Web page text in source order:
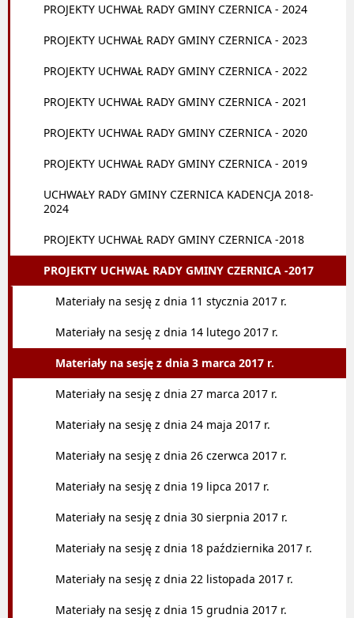
PROJEKTY UCHWAŁ RADY GMINY CZERNICA - 2024
PROJEKTY UCHWAŁ RADY GMINY CZERNICA - 2023
PROJEKTY UCHWAŁ RADY GMINY CZERNICA - 2022
PROJEKTY UCHWAŁ RADY GMINY CZERNICA - 2021
PROJEKTY UCHWAŁ RADY GMINY CZERNICA - 2020
PROJEKTY UCHWAŁ RADY GMINY CZERNICA - 2019
UCHWAŁY RADY GMINY CZERNICA KADENCJA 2018-
2024
PROJEKTY UCHWAŁ RADY GMINY CZERNICA -2018
PROJEKTY UCHWAŁ RADY GMINY CZERNICA -2017
Materiały na sesję z dnia 11 stycznia 2017 r.
Materiały na sesję z dnia 14 lutego 2017 r.
Materiały na sesję z dnia 3 marca 2017 r.
Materiały na sesję z dnia 27 marca 2017 r.
Materiały na sesję z dnia 24 maja 2017 r.
Materiały na sesję z dnia 26 czerwca 2017 r.
Materiały na sesję z dnia 19 lipca 2017 r.
Materiały na sesję z dnia 30 sierpnia 2017 r.
Materiały na sesję z dnia 18 października 2017 r.
Materiały na sesję z dnia 22 listopada 2017 r.
Materiały na sesję z dnia 15 grudnia 2017 r.